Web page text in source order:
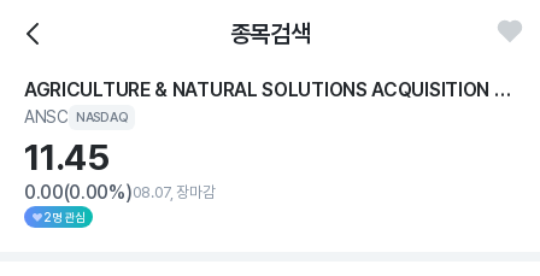
종목검색
AGRICULTURE & NATURAL SOLUTIONS ACQUISITION CORP
ANSC NASDAQ
11.45
0.00(0.00%)08.07, 장마감
2명 관심